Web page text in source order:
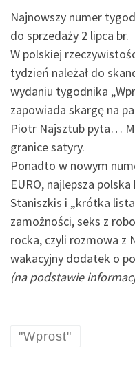
Najnowszy numer
do sprzedaży 2 lipca br.
W polskiej
tydzień należał do
wydaniu tygodnika
zapowiada skargę na
Piotr Najsztub pyta…
granice satyry.
Ponadto w nowym
EURO, najlepsza
Staniszkis i „krótka
zamożności, seks z
rocka, czyli rozmowa z
wakacyjny dodatek o
(na podstawie
"Wprost"